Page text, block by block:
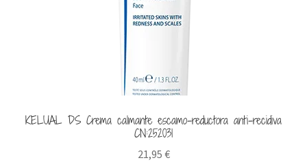
KELUAL DS Crema calmante escamo-reductora anti-recidiva
CN:252031
21,95 €